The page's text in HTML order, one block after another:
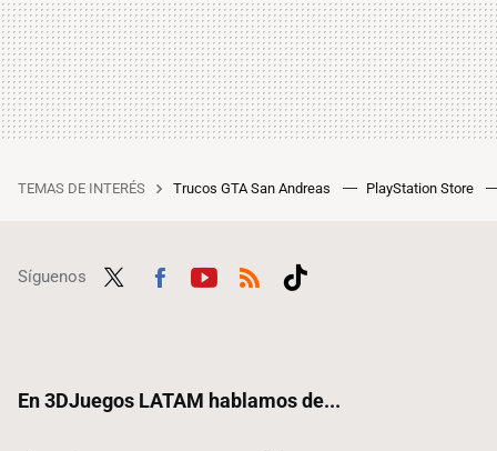
TEMAS DE INTERÉS Trucos GTA San Andreas PlayStation Store
Síguenos
En 3DJuegos LATAM hablamos de...